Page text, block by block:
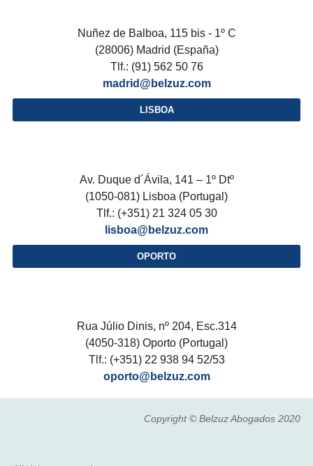
Nuñez de Balboa, 115 bis - 1º C
(28006) Madrid (España)
Tlf.: (91) 562 50 76
madrid@belzuz.com
LISBOA
Av. Duque d´Ávila, 141 – 1º Dtº
(1050-081) Lisboa (Portugal)
Tlf.: (+351) 21 324 05 30
lisboa@belzuz.com
OPORTO
Rua Júlio Dinis, nº 204, Esc.314
(4050-318) Oporto (Portugal)
Tlf.: (+351) 22 938 94 52/53
oporto@belzuz.com
Copyright © Belzuz Abogados 2020